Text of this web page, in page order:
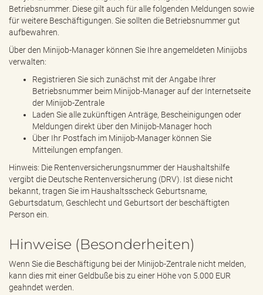
Betriebsnummer. Diese gilt auch für alle folgenden Meldungen sowie
für weitere Beschäftigungen. Sie sollten die Betriebsnummer gut
aufbewahren.
Über den Minijob-Manager können Sie Ihre angemeldeten Minijobs
verwalten:
Registrieren Sie sich zunächst mit der Angabe Ihrer
Betriebsnummer beim Minijob-Manager auf der Internetseite
der Minijob-Zentrale
Laden Sie alle zukünftigen Anträge, Bescheinigungen oder
Meldungen direkt über den Minijob-Manager hoch
Über Ihr Postfach im Minijob-Manager können Sie
Mitteilungen empfangen.
Hinweis: Die Rentenversicherungsnummer der Haushaltshilfe
vergibt die Deutsche Rentenversicherung (DRV). Ist diese nicht
bekannt, tragen Sie im Haushaltsscheck Geburtsname,
Geburtsdatum, Geschlecht und Geburtsort der beschäftigten
Person ein.
Hinweise (Besonderheiten)
Wenn Sie die Beschäftigung bei der Minijob-Zentrale nicht melden,
kann dies mit einer Geldbuße bis zu einer Höhe von 5.000 EUR
geahndet werden.